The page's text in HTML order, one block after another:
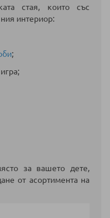
стая, които със
интериор:
;
за вашето дете,
от асортимента на